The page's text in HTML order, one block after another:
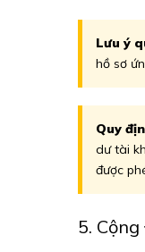
Lưu ý
hồ sơ
Quy
dư tài
được
5.